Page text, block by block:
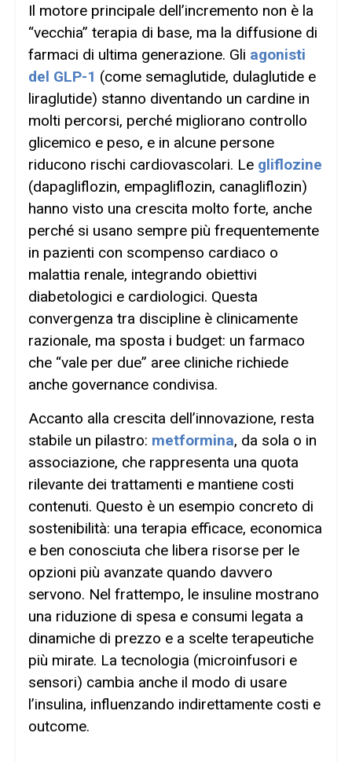
Il motore principale dell’incremento non è la
“vecchia” terapia di base, ma la diffusione di
farmaci di ultima generazione. Gli agonisti
del GLP-1 (come semaglutide, dulaglutide e
liraglutide) stanno diventando un cardine in
molti percorsi, perché migliorano controllo
glicemico e peso, e in alcune persone
riducono rischi cardiovascolari. Le gliflozine
(dapagliflozin, empagliflozin, canagliflozin)
hanno visto una crescita molto forte, anche
perché si usano sempre più frequentemente
in pazienti con scompenso cardiaco o
malattia renale, integrando obiettivi
diabetologici e cardiologici. Questa
convergenza tra discipline è clinicamente
razionale, ma sposta i budget: un farmaco
che “vale per due” aree cliniche richiede
anche governance condivisa.
Accanto alla crescita dell’innovazione, resta
stabile un pilastro: metformina, da sola o in
associazione, che rappresenta una quota
rilevante dei trattamenti e mantiene costi
contenuti. Questo è un esempio concreto di
sostenibilità: una terapia efficace, economica
e ben conosciuta che libera risorse per le
opzioni più avanzate quando davvero
servono. Nel frattempo, le insuline mostrano
una riduzione di spesa e consumi legata a
dinamiche di prezzo e a scelte terapeutiche
più mirate. La tecnologia (microinfusori e
sensori) cambia anche il modo di usare
l’insulina, influenzando indirettamente costi e
outcome.